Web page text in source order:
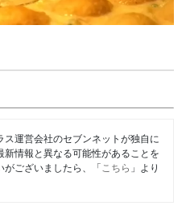
ス運営会社のセブンネットが独自に
情報と異なる可能性があることを
がございましたら、「 こちら 」より